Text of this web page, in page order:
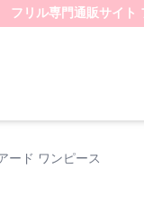
フリル専門通販サイト
ード ワンピース